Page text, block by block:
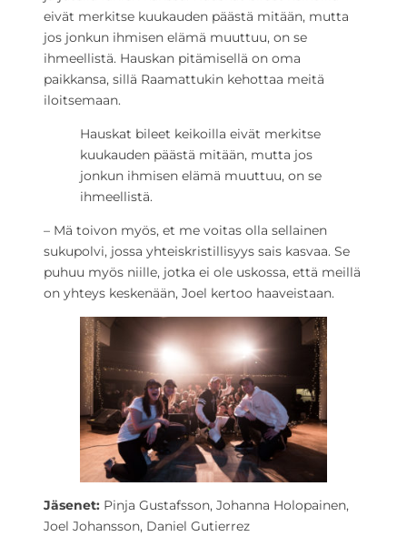
eivät merkitse kuukauden päästä mitään, mutta
jos jonkun ihmisen elämä muuttuu, on se
ihmeellistä. Hauskan pitämisellä on oma
paikkansa, sillä Raamattukin kehottaa meitä
iloitsemaan.
Hauskat bileet keikoilla eivät merkitse
kuukauden päästä mitään, mutta jos
jonkun ihmisen elämä muuttuu, on se
ihmeellistä.
– Mä toivon myös, et me voitas olla sellainen
sukupolvi, jossa yhteiskristillisyys sais kasvaa. Se
puhuu myös niille, jotka ei ole uskossa, että meillä
on yhteys keskenään, Joel kertoo haaveistaan.
Jäsenet: Pinja Gustafsson, Johanna Holopainen,
Joel Johansson, Daniel Gutierrez